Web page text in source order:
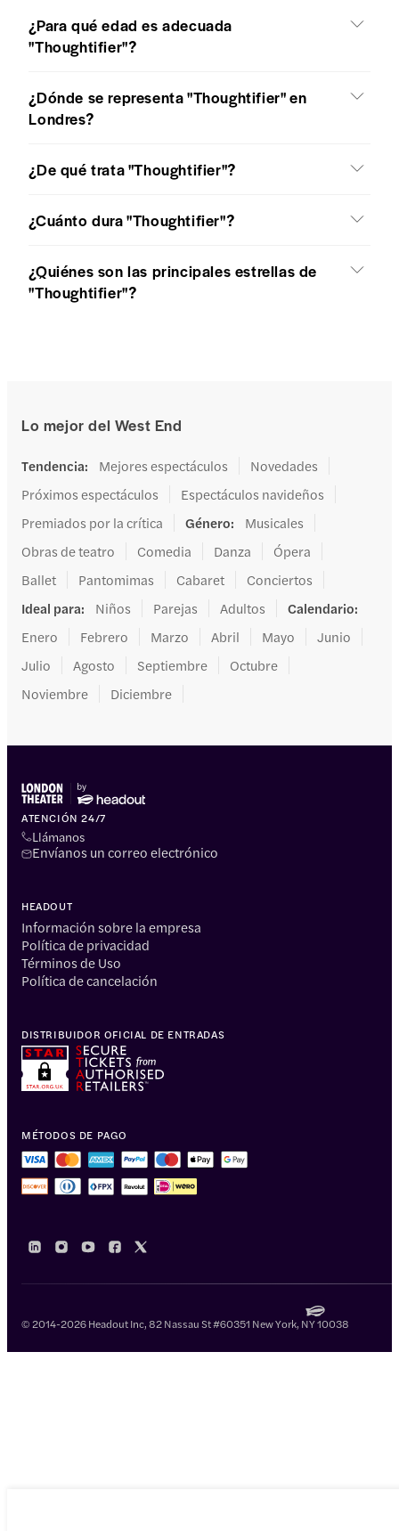
¿Para qué edad es adecuada
"Thoughtifier"?
¿Dónde se representa "Thoughtifier" en
Londres?
¿De qué trata "Thoughtifier"?
¿Cuánto dura "Thoughtifier"?
¿Quiénes son las principales estrellas de
"Thoughtifier"?
Lo mejor del West End
Tendencia: Mejores espectáculos
Novedades
Próximos espectáculos
Espectáculos navideños
Premiados por la crítica
Género:
Musicales
Obras de teatro
Comedia Danza
Ópera
Ballet
Pantomimas Cabaret
Conciertos
Ideal para: Niños Parejas Adultos Calendario:
Enero
Febrero Marzo Abril Mayo
Junio
Julio
Agosto Septiembre
Octubre
Noviembre
Diciembre
ATENCIÓN 24/7
Llámanos
Envíanos un correo electrónico
HEADOUT
Información sobre la empresa
Política de privacidad
Términos de Uso
Política de cancelación
MÉTODOS DE PAGO
DISTRIBUIDOR OFICIAL DE ENTRADAS
© 2014-2026 Headout Inc, 82 Nassau St #60351 New York, NY 10038